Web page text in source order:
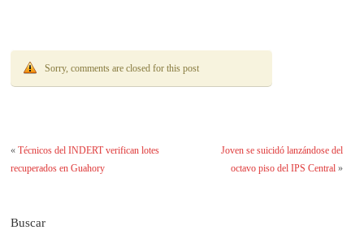
Sorry, comments are closed for this post
«Técnicos del INDERT verifican lotes
recuperados en Guahory
Joven se suicidó lanzándose del
octavo piso del IPS Central»
Buscar